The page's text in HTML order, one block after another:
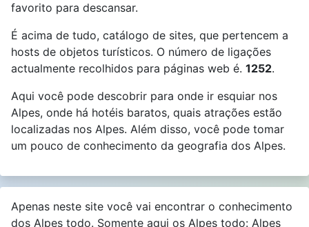
favorito para descansar.
É acima de tudo, catálogo de sites, que pertencem a
hosts de objetos turísticos. O número de ligações
actualmente recolhidos para páginas web é. 1252.
Aqui você pode descobrir para onde ir esquiar nos
Alpes, onde há hotéis baratos, quais atrações estão
localizadas nos Alpes. Além disso, você pode tomar
um pouco de conhecimento da geografia dos Alpes.
Apenas neste site você vai encontrar o conhecimento
dos Alpes todo. Somente aqui os Alpes todo: Alpes